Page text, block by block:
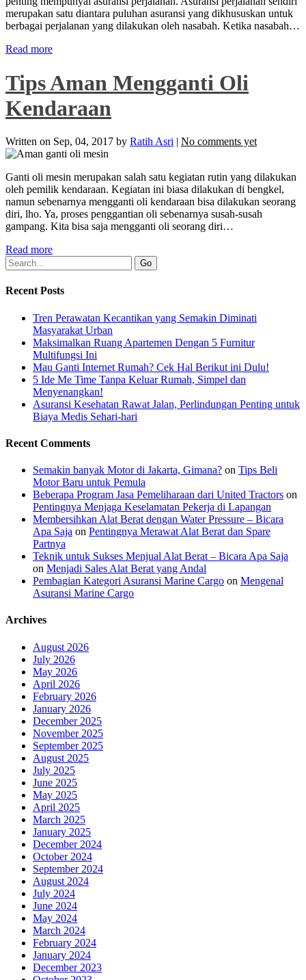
merupakan satu diantara puluhan asuransi yang dikhususkan untuk
berbagai perjalanan yang dilakukan oleh nasabah. Ketika nasabah…
Read more
Tips Aman Mengganti Oli
Kendaraan
Written on Sep, 04, 2017 by Ratih Asri | No comments yet
Ganti oli mesin merupakan salah satu kegiatan rutin yang dilakukan
oleh pemilik kendaraan. Kegiatan ini biasa dilakukan di bengkel,
namun sebenarnya mengganti oli kendaraan bisa dilakukan seorang
diri, lho. Ya, proses penggantian oli sebenarnya susah-susah
gampang. Kita bisa saja mengganti oli seorang diri…
Read more
Recent Posts
Tren Perawatan Kecantikan yang Semakin Diminati
Masyarakat Urban
Maksimalkan Ruang Apartemen Dengan 5 Furnitur
Multifungsi Ini
Mau Ganti Internet Rumah? Cek Hal Berikut ini Dulu!
5 Ide Me Time Tanpa Keluar Rumah, Simpel dan
Menyenangkan!
Asuransi Kesehatan Rawat Jalan, Perlindungan Penting untuk
Biaya Medis Sehari-hari
Recent Comments
Semakin banyak Motor di Jakarta, Gimana? on Tips Beli
Motor Baru untuk Pemula
Beberapa Program Jasa Pemeliharaan dari United Tractors on
Pentingnya Menjaga Keselamatan Pekerja di Lapangan
Membersihkan Alat Berat dengan Water Pressure – Bicara
Apa Saja on Pentingnya Merawat Alat Berat dan Spare
Partnya
Teknik untuk Sukses Menjual Alat Berat – Bicara Apa Saja
on Menjadi Sales Alat Berat yang Andal
Pembagian Kategori Asuransi Marine Cargo on Mengenal
Asuransi Marine Cargo
Archives
August 2026
July 2026
May 2026
April 2026
February 2026
January 2026
December 2025
November 2025
September 2025
August 2025
July 2025
June 2025
May 2025
April 2025
March 2025
January 2025
December 2024
October 2024
September 2024
August 2024
July 2024
June 2024
May 2024
March 2024
February 2024
January 2024
December 2023